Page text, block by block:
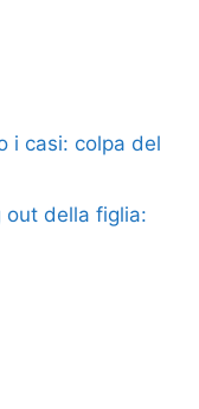
i casi: colpa del
out della figlia: